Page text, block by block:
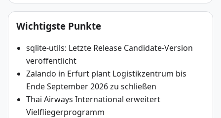
Wichtigste Punkte
sqlite-utils: Letzte Release Candidate-Version
veröffentlicht
Zalando in Erfurt plant Logistikzentrum bis
Ende September 2026 zu schließen
Thai Airways International erweitert
Vielfliegerprogramm